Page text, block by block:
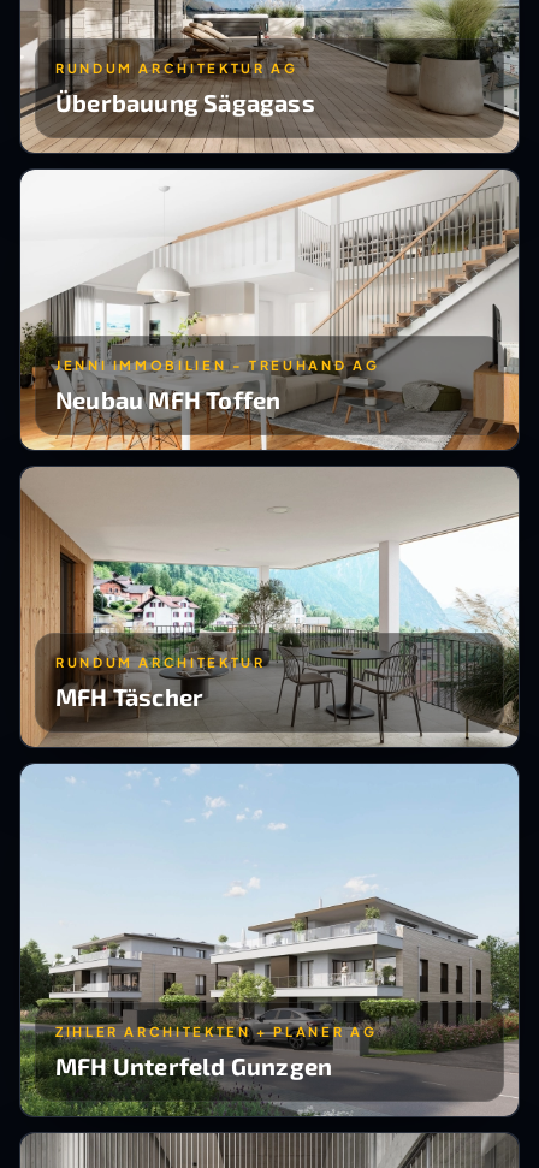
RUNDUM ARCHITEKTUR AG
Überbauung Sägagass
JENNI IMMOBILIEN - TREUHAND AG
Neubau MFH Toffen
RUNDUM ARCHITEKTUR
MFH Täscher
ZIHLER ARCHITEKTEN + PLANER AG
MFH Unterfeld Gunzgen